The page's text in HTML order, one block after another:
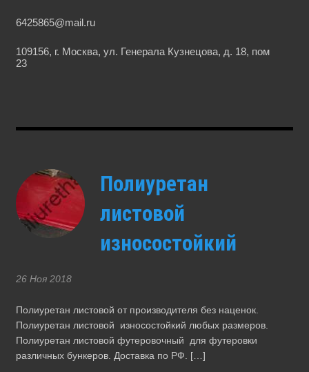
6425865@mail.ru
109156, г. Москва, ул. Генерала Кузнецова, д. 18, пом
23
Полиуретан
листовой
износостойкий
26 Ноя 2018
Полиуретан листовой от производителя без наценок.
Полиуретан листовой износостойкий любых размеров.
Полиуретан листовой футеровочный для футеровки
различных бункеров. Доставка по РФ. […]